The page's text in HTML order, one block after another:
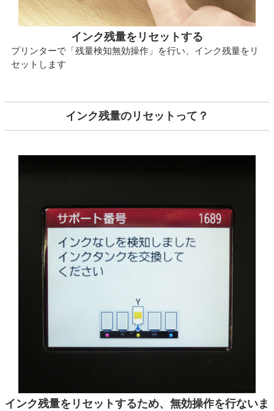
インク残量をリセットする
プリンターで「残量検知無効操作」を行い、インク残量をリ
セットします
インク残量のリセットって？
インク残量をリセットするため、無効操作を行ないま